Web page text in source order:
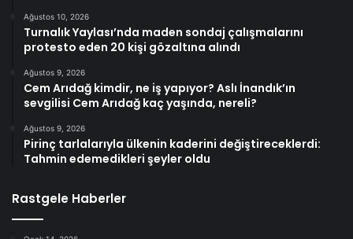
Ağustos 10, 2026
Turnalık Yaylası’nda maden sondaj çalışmalarını
protesto eden 20 kişi gözaltına alındı
Ağustos 9, 2026
Cem Arıdağ kimdir, ne iş yapıyor? Aslı İnandık’ın
sevgilisi Cem Arıdağ kaç yaşında, nereli?
Ağustos 9, 2026
Pirinç tarlalarıyla ülkenin kaderini değiştireceklerdi:
Tahmin edemedikleri şeyler oldu
Rastgele Haberler